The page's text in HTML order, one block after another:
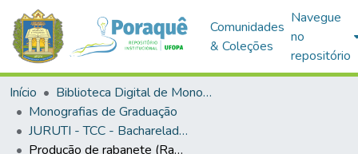
Comunidades
& Coleções
Navegue
no
repositório
Início
Biblioteca Digital de Monografias (BDM)
Monografias de Graduação
JURUTI - TCC - Bacharelado em Agronomia
Produção de rabanete (Raphanus sativus L.) sob diferentes doses de adubação orgânica na região do Baixo Amazonas